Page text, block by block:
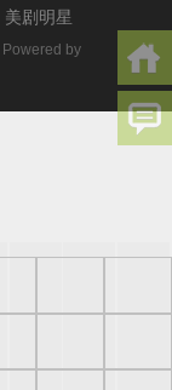
美剧明星
Powered by